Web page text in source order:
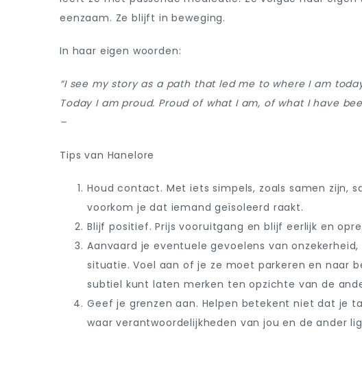
eenzaam. Ze blijft in beweging.
In haar eigen woorden:
“I see my story as a path that led me to where I am
Today I am proud. Proud of what I am, of what I have
–
Tips van Hanelore
Houd contact. Met iets simpels, zoals samen zijn,
voorkom je dat iemand geïsoleerd raakt.
Blijf positief. Prijs vooruitgang en blijf eerlijk en
Aanvaard je eventuele gevoelens van
situatie. Voel aan of je ze moet parkeren en naar
subtiel kunt laten merken ten opzichte van de
Geef je grenzen aan. Helpen betekent niet dat je
waar verantwoordelijkheden van jou en de ander